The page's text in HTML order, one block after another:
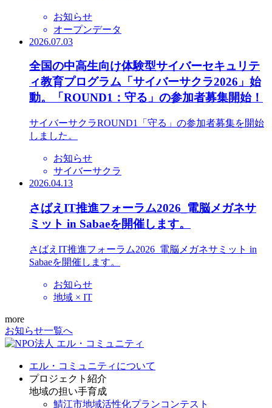
お知らせ
オープンデータ
2026.07.03
全国の中高生向け体験型サイバーセキュリテ
ィ教育プログラム「サイバーサクラ2026」始
動。「ROUND1：守る」の参加者募集開始！
サイバーサクラROUND1「守る」の参加者募集を開始
しました。
お知らせ
サイバーサクラ
2026.04.13
さばえIT推進フォーラム2026_電脳メガネサ
ミット in Sabaeを開催します。
さばえIT推進フォーラム2026_電脳メガネサミット in
Sabaeを開催します。
お知らせ
地域 × IT
more
お知らせ一覧へ
エル・コミュニティについて
プロジェクト紹介
地域の担い手育成
鯖江市地域活性化プランコンテスト